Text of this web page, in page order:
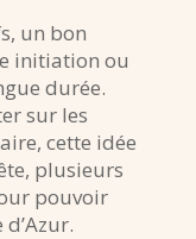
un bon
initiation ou
durée.
sur les
cette idée
plusieurs
pouvoir